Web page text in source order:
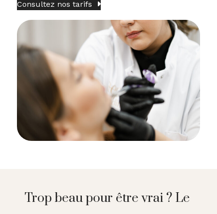
Consultez nos tarifs
Trop beau pour être vrai ? Le